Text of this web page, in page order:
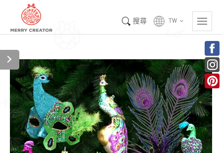
搜尋 TW keyboard_arrow_down